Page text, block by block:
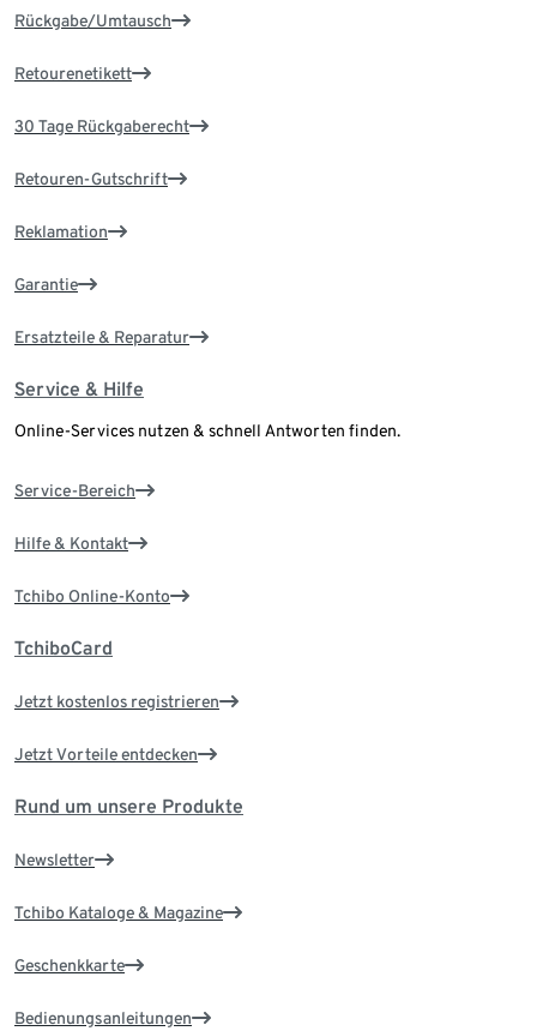
Rückgabe/Umtausch
Retourenetikett
30 Tage Rückgaberecht
Retouren-Gutschrift
Reklamation
Garantie
Ersatzteile & Reparatur
Service & Hilfe
Online-Services nutzen & schnell Antworten finden.
Service-Bereich
Hilfe & Kontakt
Tchibo Online-Konto
TchiboCard
Jetzt kostenlos registrieren
Jetzt Vorteile entdecken
Rund um unsere Produkte
Newsletter
Tchibo Kataloge & Magazine
Geschenkkarte
Bedienungsanleitungen